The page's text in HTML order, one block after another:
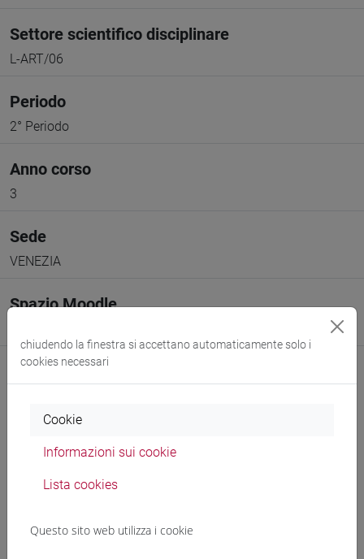
Settore scientifico disciplinare
L-ART/06
Periodo
2° Periodo
Anno corso
3
Sede
VENEZIA
Spazio Moodle
Genera calendario ICS
chiudendo la finestra si accettano automaticamente solo i
cookies necessari
Cookie
Informazioni sui cookie
Lista cookies
Questo sito web utilizza i cookie